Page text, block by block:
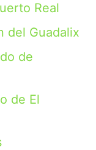
Real
del Guadalix
de
de El